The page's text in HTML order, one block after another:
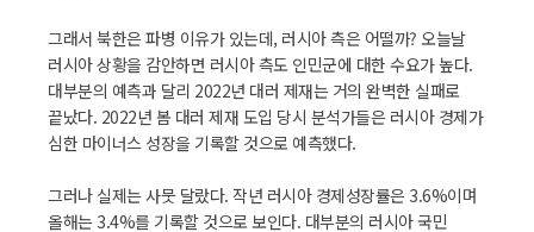
그래서 북한은 파병 이유가 있는데, 러시아 측은 어떨까? 오늘날
러시아 상황을 감안하면 러시아 측도 인민군에 대한 수요가 높다.
대부분의 예측과 달리 2022년 대러 제재는 거의 완벽한 실패로
끝났다. 2022년 봄 대러 제재 도입 당시 분석가들은 러시아 경제가
심한 마이너스 성장을 기록할 것으로 예측했다.
그러나 실제는 사뭇 달랐다. 작년 러시아 경제성장률은 3.6%이며
올해는 3.4%를 기록할 것으로 보인다. 대부분의 러시아 국민